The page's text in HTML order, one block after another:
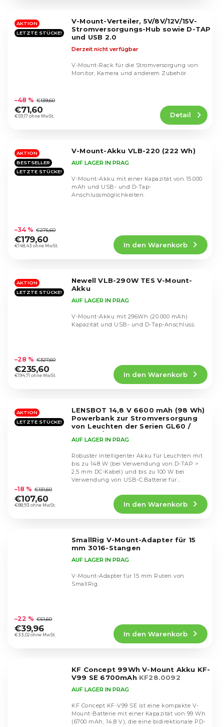
Sternen.
AKTION
LETZTE STÜCKE!
V-Mount-Verteiler, 5V/8V/12V/15V-
Stromversorgungs-Hub sowie D-TAP
und USB 2.0
durchschnittliche
Produktbewertung
ist
Sternen.
Derzeit nicht verfügbar
€59,17 ohne MwSt.
–48 % €139,60
€71,60 Detail
V-Mount-Rack für die Stromversorgung von
Monitor, Kamera und anderem Zubehör.
AKTION
BESTSELLER
LETZTE STÜCKE!
V-Mount-Akku VLB-220 (222 Wh)
durchschnittliche
Produktbewertung
ist
Sternen.
AUF LAGER IN PRAG
€148,43 ohne MwSt.
–34 % €275,60
€179,60
In den Warenkorb
V-Mount-Akku mit einer Kapazität von 15.000
mAh und USB- und D-Tap-
Anschlussmöglichkeiten.
AKTION
LETZTE STÜCKE!
Newell VLB-290W TES V-Mount-
Akku
durchschnittliche
Produktbewertung
ist
Sternen.
AUF LAGER IN PRAG
€194,71 ohne MwSt.
–28 % €327,60
€235,60
In den Warenkorb
V-Mount-Akku mit 296Wh (20.000 mAh)
Kapazität und USB- und D-Tap-Anschluss.
AKTION
LETZTE STÜCKE!
LENSBOT 14,8 V 6600 mAh (98 Wh)
Powerbank zur Stromversorgung
von Leuchten der Serien GL60 /
GL100x / GL60RGB und anderen
durchschnittliche
Produktbewertung
ist
AUF LAGER IN PRAG
€88,93 ohne MwSt.
–18 % €131,60
€107,60
In den Warenkorb
Robuster intelligenter Akku für Leuchten mit
bis zu 148 W (bei Verwendung von D-TAP >
2,5 mm DC-Kabel) und bis zu 100 W bei
Verwendung von USB-C.Batterie für
SmallRig V-Mount-Adapter für 15
mm 3016-Stangen
durchschnittliche
Produktbewertung
ist
AUF LAGER IN PRAG
€33,02 ohne MwSt.
–22 % €51,60
€39,96
In den Warenkorb
V-Mount-Adapter für 15 mm Ruten von
SmallRig.
KF Concept 99Wh V-Mount Akku KF-
V99 SE 6700mAh KF28.0092
AUF LAGER IN PRAG
KF Concept KF-V99 SE ist eine kompakte V-
Mount-Batterie mit einer Kapazität von 99 Wh
(6700 mAh, 14,8 V), die eine bidirektionale PD-